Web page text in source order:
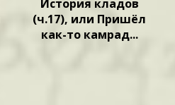
История кладов
(ч.17), или Пришёл
как-то камрад...